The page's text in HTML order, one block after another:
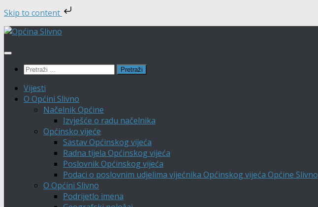
Skip to content
Skip
content
Pretraži:
Vijesti
O Općini Slivno
Načelnik Općine
Izvješće o radu načelnika
Općinsko vijeće
Sastav Općinskog vijeća
Radna tijela Općinskog vijeća
Poslovnik Općinskog vijeća
Podaci o poslovnim udjelima vijećnika Općinskog vijeća Općine Slivno
O Općini Slivno
Podrijetlo imena